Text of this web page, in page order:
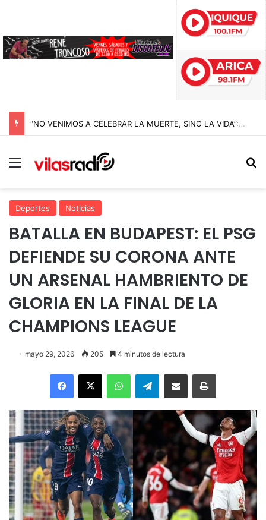
“NO VENIMOS A CELEBRAR LA MUERTE, SINO LA VIDA”: LA EMOTIVA ROMERÍA AL CEMENTERIO QUE MARCA EL CORAZÓN DE LA FIESTA DE SAN LORENZO
Menú
Deportes Noticias
BATALLA EN BUDAPEST: EL PSG
DEFIENDE SU CORONA ANTE
UN ARSENAL HAMBRIENTO DE
GLORIA EN LA FINAL DE LA
CHAMPIONS LEAGUE
mayo 29, 2026 205 4 minutos de lectura
Facebook
X WhatsAppTelegramEnviar vía email Imprimir